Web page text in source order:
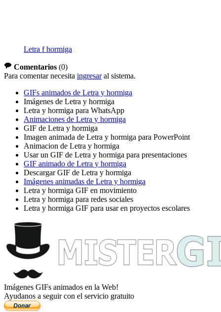
Letra f hormiga
Comentarios (0)
Para comentar necesita ingresaral sistema.
GIFs animados de Letra y hormiga
Imágenes de Letra y hormiga
Letra y hormiga para WhatsApp
Animaciones de Letra y hormiga
GIF de Letra y hormiga
Imagen animada de Letra y hormiga para PowerPoint
Animacion de Letra y hormiga
Usar un GIF de Letra y hormiga para presentaciones
GIF animado de Letra y hormiga
Descargar GIF de Letra y hormiga
Imágenes animadas de Letra y hormiga
Letra y hormiga GIF en movimiento
Letra y hormiga para redes sociales
Letra y hormiga GIF para usar en proyectos escolares
Imágenes GIFs animados en la Web!
Ayudanos a seguir con el servicio gratuito